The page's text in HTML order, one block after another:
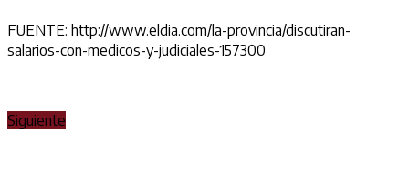
FUENTE: http://www.eldia.com/la-provincia/discutiran-
salarios-con-medicos-y-judiciales-157300
Siguiente